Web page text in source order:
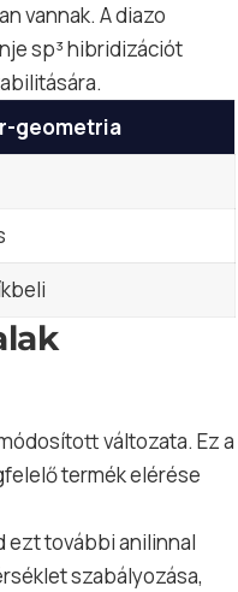
vannak. A diazo
sp³ hibridizációt
geometria
változata. Ez a
termék elérése
ezt további anilinnal
szabályozása,